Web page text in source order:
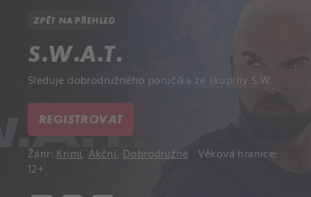
ZPĚT NA PŘEHLED
S.W.A.T.
Sleduje dobrodružného poručíka ze skupiny S.W.
REGISTROVAT
Žánr:Krimi,Akční,Dobrodružné Věková hranice:
12+